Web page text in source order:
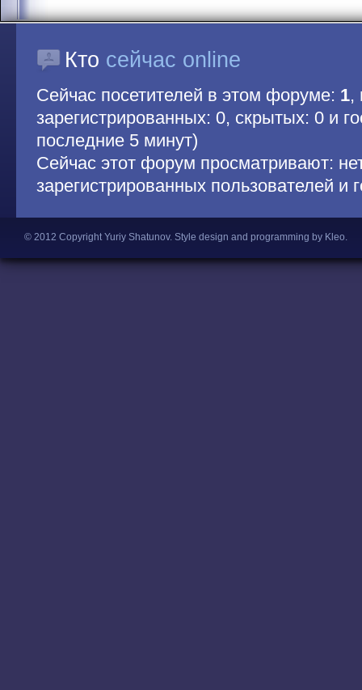
Кто сейчас online
Сейчас посетителей в этом форуме: 1,
зарегистрированных: 0, скрытых: 0 и
последние 5 минут)
Сейчас этот форум просматривают:
зарегистрированных пользователей и
© 2012 Copyright Yuriy Shatunov. Style design and programming by Kleo.